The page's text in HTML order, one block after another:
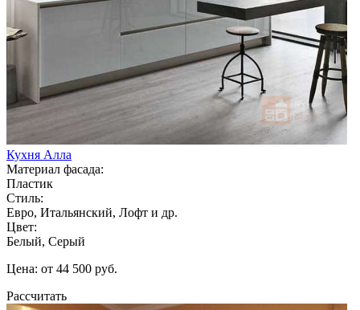
Кухня Алла
Материал фасада:
Пластик
Стиль:
Евро, Итальянский, Лофт и др.
Цвет:
Белый, Серый
Цена: от 44 500 руб.
Рассчитать